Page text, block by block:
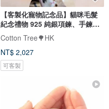
【客製化寵物記念品】貓咪毛髮
紀念禮物 925 純銀項鍊、手鍊飾
品
Cotton Tree🌳HK
NT$ 2,027
可客製